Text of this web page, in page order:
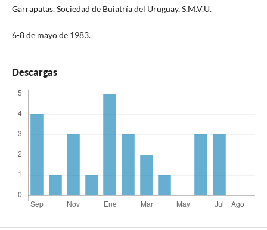
Garrapatas. Sociedad de Buiatría del Uruguay, S.M.V.U.
6-8 de mayo de 1983.
Descargas